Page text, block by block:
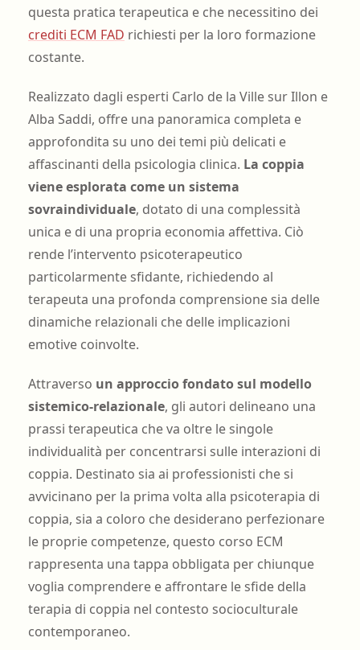
questa pratica terapeutica e che necessitino dei
crediti ECM FAD richiesti per la loro formazione
costante.
Realizzato dagli esperti Carlo de la Ville sur Illon e
Alba Saddi, offre una panoramica completa e
approfondita su uno dei temi più delicati e
affascinanti della psicologia clinica. La coppia
viene esplorata come un sistema
sovraindividuale, dotato di una complessità
unica e di una propria economia affettiva. Ciò
rende l’intervento psicoterapeutico
particolarmente sfidante, richiedendo al
terapeuta una profonda comprensione sia delle
dinamiche relazionali che delle implicazioni
emotive coinvolte.
Attraverso un approccio fondato sul modello
sistemico-relazionale, gli autori delineano una
prassi terapeutica che va oltre le singole
individualità per concentrarsi sulle interazioni di
coppia. Destinato sia ai professionisti che si
avvicinano per la prima volta alla psicoterapia di
coppia, sia a coloro che desiderano perfezionare
le proprie competenze, questo corso ECM
rappresenta una tappa obbligata per chiunque
voglia comprendere e affrontare le sfide della
terapia di coppia nel contesto socioculturale
contemporaneo.